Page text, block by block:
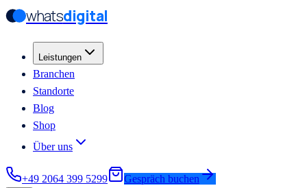
Zum Hauptinhalt springen
Zum Hauptinhalt springen
whatsdigital
Leistungen
Branchen
Standorte
Blog
Shop
Über uns
+49 2064 399 5299 Gespräch buchen